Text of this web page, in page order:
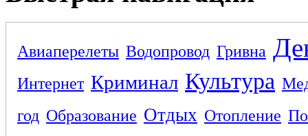
Авиаперелеты Водопровод Гривна
Интернет Криминал Культура
год Образование Отдых Отопление